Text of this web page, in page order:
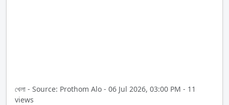
খেলা - Source: Prothom Alo - 06 Jul 2026, 03:00 PM - 11
views